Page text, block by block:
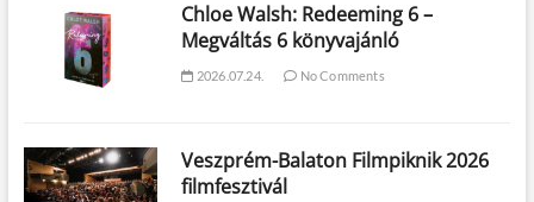
Chloe Walsh: Redeeming 6 –
Megváltás 6 könyvajánló
2026.07.24. No Comments
Veszprém-Balaton Filmpiknik 2026
filmfesztivál